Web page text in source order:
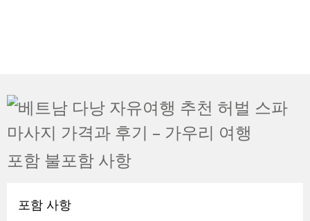
포함 불포함 사항
포함 사항